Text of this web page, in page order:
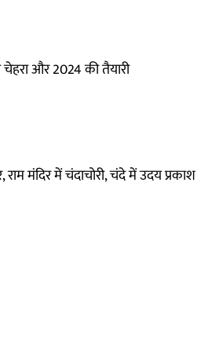
और 2024 की तैयारी
राम मंदिर में चंदाचोरी, चंदे में उदय प्रकाश